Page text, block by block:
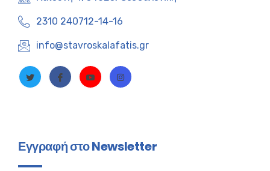
2310 240712-14-16
info@stavroskalafatis.gr
Εγγραφή στο Newsletter